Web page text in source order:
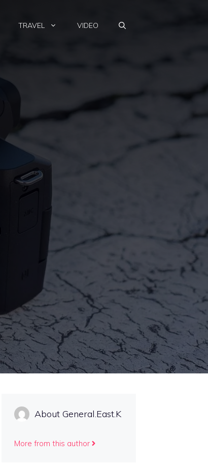
TRAVEL VIDEO
About General.East.K
More from this author